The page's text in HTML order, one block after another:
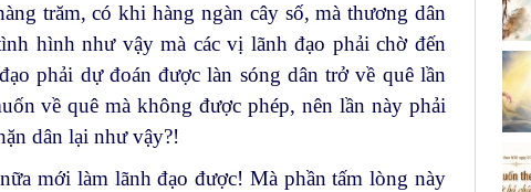
trăm, có khi hàng ngàn cây số, mà thương dân
hình như vậy mà các vị lãnh đạo phải chờ đến
phải dự đoán được làn sóng dân trở về quê lần
về quê mà không được phép, nên lần này phải
dân lại như vậy?!
mới làm lãnh đạo được! Mà phần tấm lòng này